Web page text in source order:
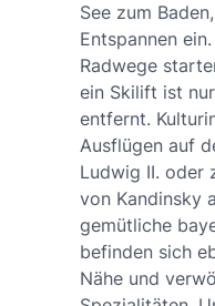
See zum
Entspannen
Radwege
ein Skilift ist
entfernt.
Ausflügen auf
Ludwig II. oder
von Kandinsky
gemütliche
befinden sich
Nähe und